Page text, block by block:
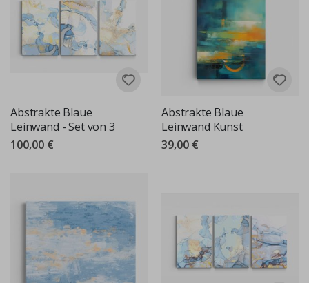
Abstrakte Blaue
Leinwand - Set von 3
100,00 €
Abstrakte Blaue
Leinwand Kunst
39,00 €